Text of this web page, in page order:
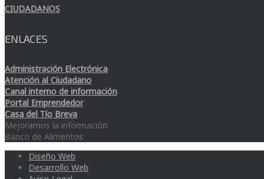
CIUDADANOS
ENLACES
Administración Electrónica
Atención al Ciudadano
Canal interno de información
Portal Emprendedor
Casa del Tío Breva
Mejoramos la información
Banco de Alimentos
Diseño Web
Desarrollo Web